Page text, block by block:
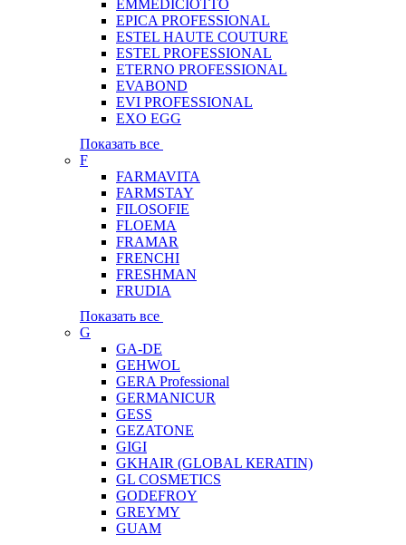
EMMEDICIOTTO
EPICA PROFESSIONAL
ESTEL HAUTE COUTURE
ESTEL PROFESSIONAL
ETERNO PROFESSIONAL
EVABOND
EVI PROFESSIONAL
EXO EGG
Показать все
F
FARMAVITA
FARMSTAY
FILOSOFIE
FLOEMA
FRAMAR
FRENCHI
FRESHMAN
FRUDIA
Показать все
G
GA-DE
GEHWOL
GERA Professional
GERMANICUR
GESS
GEZATONE
GIGI
GKHAIR (GLOBAL КЕRATIN)
GL COSMETICS
GODEFROY
GREYMY
GUAM